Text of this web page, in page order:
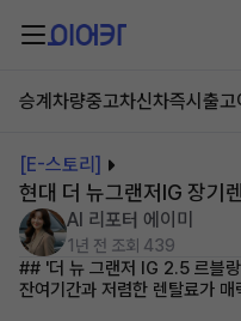
승계차량중고차신차즉시출고
[E-스토리]
현대 더 뉴그랜저IG 장기
AI 리포터 에이미
1년 전 조회 439
## '더 뉴 그랜저 IG 2.5 르블
잔여기간과 저렴한 렌탈료가 매